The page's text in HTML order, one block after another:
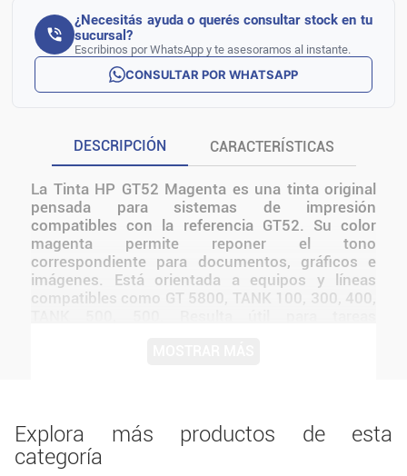
¿Necesitás ayuda o querés consultar stock en tu
sucursal?
Escribinos por WhatsApp y te asesoramos al instante.
CONSULTAR POR WHATSAPP
DESCRIPCIÓN CARACTERÍSTICAS
La Tinta HP GT52 Magenta es una tinta original
pensada para sistemas de impresión
compatibles con la referencia GT52. Su color
magenta permite reponer el tono
correspondiente para documentos, gráficos e
imágenes. Está orientada a equipos y líneas
compatibles como GT 5800, TANK 100, 300, 400,
línea original.
Explora más productos de esta
categoría